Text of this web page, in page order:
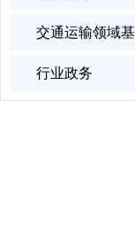
交通运输领域
行业政务